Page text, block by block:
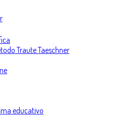
Traute Taeschner
educativo